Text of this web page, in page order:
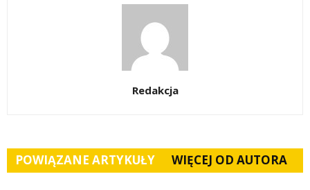
Redakcja
POWIĄZANE ARTYKUŁY WIĘCEJ OD AUTORA